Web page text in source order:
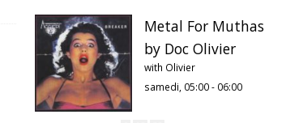
Metal For Muthas
by Doc Olivier
with Olivier
samedi, 05:00 - 06:00